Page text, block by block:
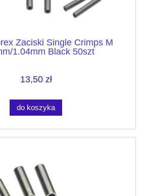
Zaciski Single Crimps M
1.04mm Black 50szt
13,50 zł
do koszyka